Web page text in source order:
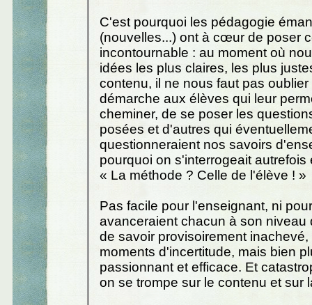
C'est pourquoi les pédagogie
(nouvelles...) ont à cœur de poser
incontournable : au moment où
idées les plus claires, les plus
contenu, il ne nous faut pas oublier
démarche aux élèves qui leur
cheminer, de se poser les
posées et d'autres qui
questionneraient nos savoirs
pourquoi on s'interrogeait autrefois
« La méthode ? Celle de l'élève ! »
Pas facile pour l'enseignant, ni
avanceraient chacun à son niveau
de savoir provisoirement
moments d'incertitude, mais bien
passionnant et efficace. Et
on se trompe sur le contenu et sur